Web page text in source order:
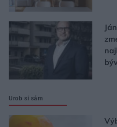
Urob si sám